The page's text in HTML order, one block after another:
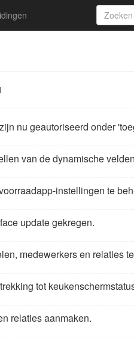
nu geautoriseerd onder
van de dynamische
instellingen te
update gekregen.
medewerkers en relaties
tot
relaties aanmaken.